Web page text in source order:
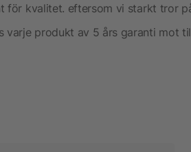
för kvalitet. eftersom vi starkt tror
varje produkt av 5 års garanti mot